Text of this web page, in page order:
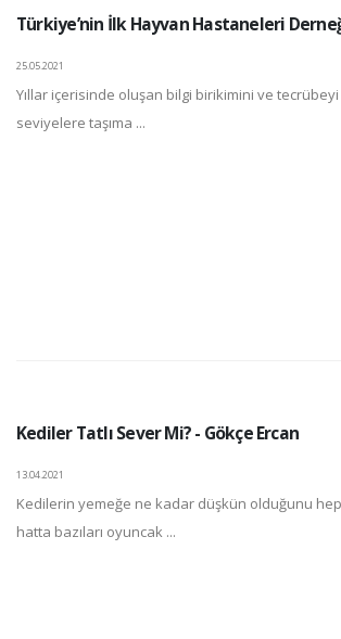
Türkiye’nin İlk Hayvan Hastaneleri
25.05.2021
Yıllar içerisinde oluşan bilgi birikimini ve
seviyelere taşıma ...
Kediler Tatlı Sever Mi? - Gökçe Ercan
13.04.2021
Kedilerin yemeğe ne kadar düşkün olduğunu
hatta bazıları oyuncak ...